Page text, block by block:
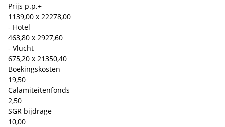
Prijs p.p.+
1139,00 x 22278,00
- Hotel
463,80 x 2927,60
- Vlucht
675,20 x 21350,40
Boekingskosten
19,50
Calamiteitenfonds
2,50
SGR bijdrage
10,00